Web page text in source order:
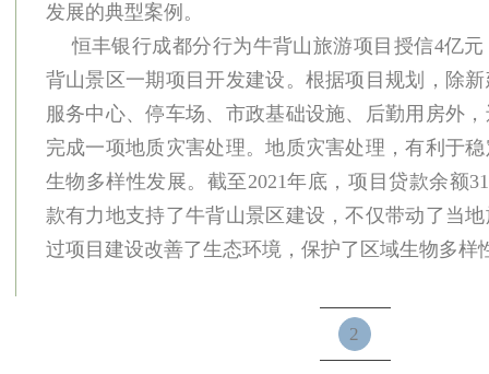
发展的典型案例。
恒丰银行成都分行为牛背山旅游项目授信4亿
背山景区一期项目开发建设。根据项目规划，除
服务中心、停车场、市政基础设施、后勤用房外
完成一项地质灾害处理。地质灾害处理，有利于
生物多样性发展。截至2021年底，项目贷款余额
款有力地支持了牛背山景区建设，不仅带动了当
过项目建设改善了生态环境，保护了区域生物多样
2